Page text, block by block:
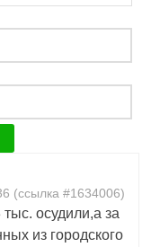
(ссылка #1634006)
осудили,а за
из городского